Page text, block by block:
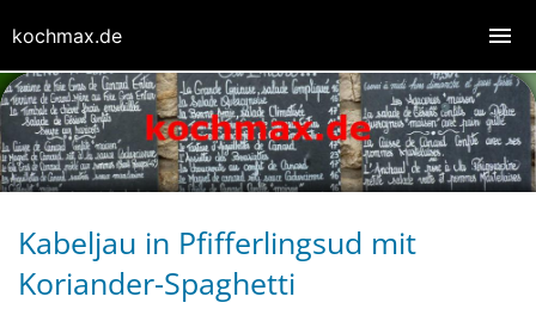
Kabeljau in Pfifferlingsud mit
Koriander-Spaghetti
kochmax.de